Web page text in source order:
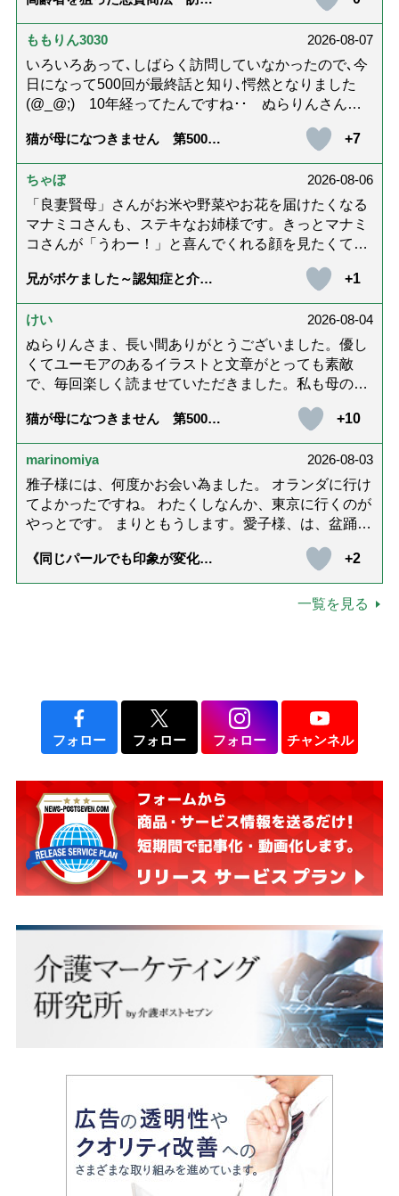
失いました。 これを提訴したところ、「適正，公平な
裁判のためには、裁判では虚偽は必要である」として
敗訴しました。（本人訴訟） 弁護士会と日弁連は、当
弁護士に対し、「噓をつくことは正当な弁護士行為」
と議決して懲戒処分せずに、直後に当弁護士を会長・
日弁連役職に就任させており、原告が提訴した時に
民）に損害を与えていない」と主張しては、再び争い
ました。 裁判官たちは、権利の濫用を許し、当理由で
原告敗訴としました。 国家賠償訴訟（福井地方裁判
所.平成24年ワ第159号）を提起したところ、 国は
「争う」とし、「適正，公平な裁判のためには、裁判
では虚偽は到底必要である」と判決して、原告敗訴と
員の方々の姿がありました。 （控訴 名古屋高等裁
後に刑事告発したところ、詐欺罪として受理されまし
た。（時効で不起訴） 近年、再審請求しました。 再
審請求では当然に憲法違反を訴えたのですが、再び
「憲法違反の記載がない」の決定を受けました。（第
一小法廷）（日弁連経歴者所属） 絶望と恐怖があるの
みです。 日本は、法による支配（人権擁護）していま
立派な行動（？）を講演し、ドキュメンタリー映画を
も作成したと聞きましたが、 当事件において、詐欺
加害者に加担するかのように、「適正，公平な裁判の
ためには、裁判では虚偽は到底必要である」と法を無
視して言い渡したのは、樋口英明 です。 あなたは、
詐欺被害で苦しむ人々に対して、このような卑劣な判
訴訟の判決の（人間）関係を知っていますか。 この判
訴訟団の弁護士たちには、あとくされなく勝訴する
（させる） ことを望んでいたと思われます。 しか
し、その前に目ざわりともいうべき国家賠償訴訟（福
す。 その原審の訴訟詐欺の被告とは、弁護士のTと
M等であり、一方の原発訴訟の訴状を書いた弁護士も
その弁護士T等だったからです。 定年後を夢みる樋口
英明は、当然「虚偽事実を主張して裁判所をだまし、
本来ありうべからざる内容の確定判決を取得した」と
批難すべきところ、逆に「適正，公平な裁判のために
らざる判決を言い渡したのです。 それでも現在、樋口
英明は国民を欺いて 立派な人間として活動していま
す。
いための4つの対策「騙されやす
い人の特徴は？」【社会福祉士
ももりん3030
2026-08-07
いろいろあって､しばらく訪問していなかったので､今
日になって500回が最終話と知り､愕然となりました
(@_@;) 10年経ってたんですね･･ ぬらりんさんの
護では身内に理解してもらえないもどかしさを感じた
り､いろいろありましたが､ぬらりんさんの文章を読ん
で心救われたことが多々ありました。不定期での近況
報告を心待ちにしています。さびちゃん・隊長と､健
やかにお過ごしくださいね。ご多幸をお祈りしていま
す☆*゜
猫が母になつきません 第500話
+7
ちゃぼ
2026-08-06
「良妻賢母」さんがお米や野菜やお花を届けたくなる
マナミコさんも、ステキなお姉様です。きっとマナミ
コさんが「うわー！」と喜んでくれる顔を見たくて、
す。 お二人とも良いお友達ですね。
兄がボケました～認知症と介護
が届きました」
+1
けい
2026-08-04
ぬらりんさま、長い間ありがとうございました。優し
くてユーモアのあるイラストと文章がとっても素敵
で、毎回楽しく読ませていただきました。私も母の介
がないのが寂しくてたまりませんが、いろんなエピソ
ード思い出したりしながら頑張っていこうと思いま
す。不定期でもいいので、また会えますように。書籍
化も希望です！本当にありがとうございました。
猫が母になつきません 第500話
+10
marinomiya
2026-08-03
雅子様には、何度かお会い為ました。 オランダに行け
てよかったですね。 わたくしなんか、東京に行くのが
やっとです。 まりともうします。愛子様、は、盆踊り
《同じパールでも印象が変化》
ネックレス」上品＆涼しげに見
+2
一覧を見る
フォロー フォロー フォロー チャンネル